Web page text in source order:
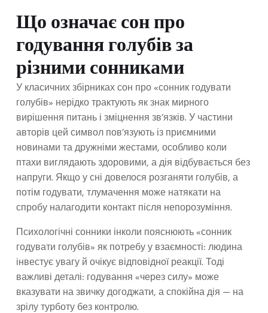
Що означає сон про
годування голубів за
різними сонниками
У класичних збірниках сон про «сонник годувати
голубів» нерідко трактують як знак мирного
вирішення питань і зміцнення зв’язків. У частини
авторів цей символ пов’язують із приємними
новинами та дружніми жестами, особливо коли
птахи виглядають здоровими, а дія відбувається без
напруги. Якщо у сні довелося розганяти голубів, а
потім годувати, тлумачення може натякати на
спробу налагодити контакт після непорозуміння.
Психологічні сонники інколи пояснюють «сонник
годувати голубів» як потребу у взаємності: людина
інвестує увагу й очікує відповідної реакції. Тоді
важливі деталі: годування «через силу» може
вказувати на звичку догоджати, а спокійна дія — на
зрілу турботу без контролю.